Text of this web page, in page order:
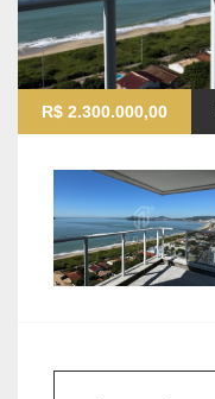
R$ 2.300.000,00